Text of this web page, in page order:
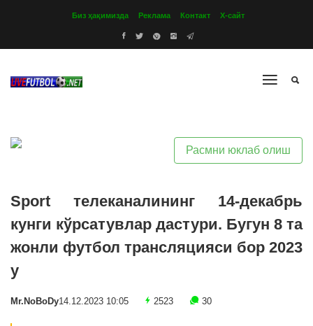
Биз ҳақимизда Реклама Контакт Х-сайт
Расмни юклаб олиш
Sport телеканалининг 14-декабрь
кунги кўрсатувлар дастури. Бугун 8 та
жонли футбол трансляцияси бор 2023
y
Mr.NoBoDy14.12.2023 10:05 2523 30